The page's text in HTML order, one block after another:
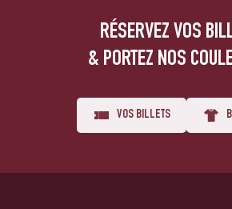
RÉSERVEZ VOS
& PORTEZ NOS
VOS BILLETS